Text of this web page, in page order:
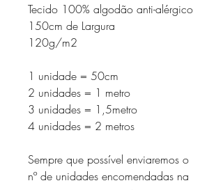
Tecido 100% algodão anti-alérgico
150cm de Largura
120g/m2
1 unidade = 50cm
2 unidades = 1 metro
3 unidades = 1,5metro
4 unidades = 2 metros
Sempre que possível enviaremos o
nº de unidades encomendadas na